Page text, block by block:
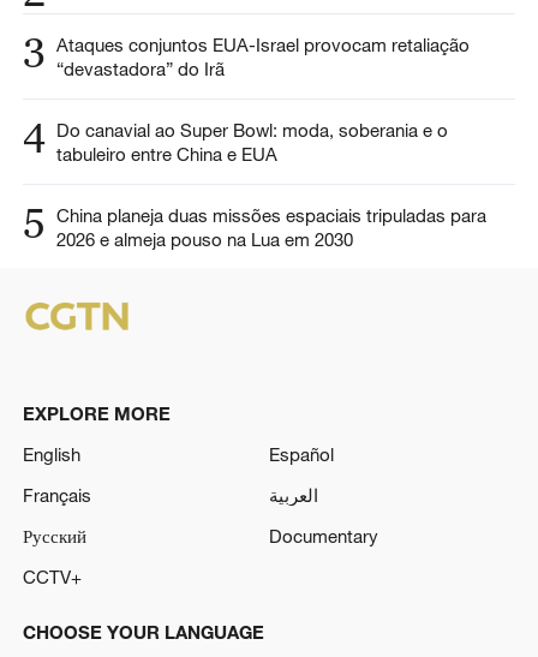
3 Ataques conjuntos EUA-Israel provocam retaliação
“devastadora” do Irã
4 Do canavial ao Super Bowl: moda, soberania e o
tabuleiro entre China e EUA
5
China planeja duas missões espaciais tripuladas para
2026 e almeja pouso na Lua em 2030
EXPLORE MORE
English
Español
Français
العربية
Русский
Documentary
CCTV+
CHOOSE YOUR LANGUAGE